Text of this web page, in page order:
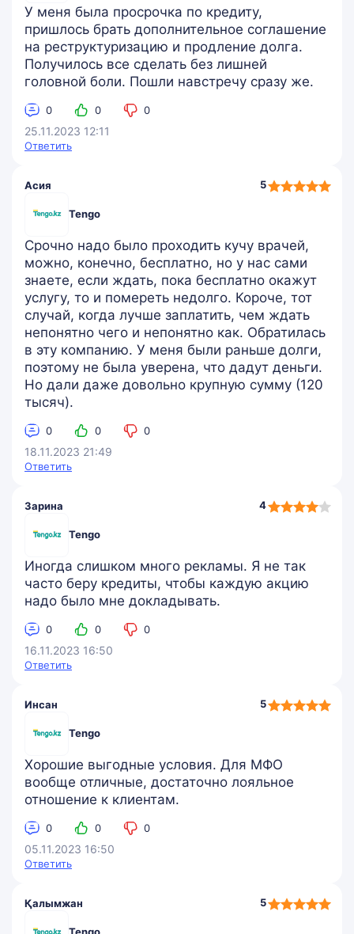
У меня была просрочка по кредиту,
пришлось брать дополнительное соглашение
на реструктуризацию и продление долга.
Получилось все сделать без лишней
головной боли. Пошли навстречу сразу же.
0 0 0
25.11.2023 12:11
Ответить
Асия
Tengo
5
5,0
Срочно надо было проходить кучу врачей,
можно, конечно, бесплатно, но у нас сами
знаете, если ждать, пока бесплатно окажут
услугу, то и помереть недолго. Короче, тот
случай, когда лучше заплатить, чем ждать
непонятно чего и непонятно как. Обратилась
в эту компанию. У меня были раньше долги,
поэтому не была уверена, что дадут деньги.
Но дали даже довольно крупную сумму (120
тысяч).
0 0 0
18.11.2023 21:49
Ответить
Зарина
Tengo
4
4,0
Иногда слишком много рекламы. Я не так
часто беру кредиты, чтобы каждую акцию
надо было мне докладывать.
0 0 0
16.11.2023 16:50
Ответить
Инсан
Tengo
5
5,0
Хорошие выгодные условия. Для МФО
вообще отличные, достаточно лояльное
отношение к клиентам.
0 0 0
05.11.2023 16:50
Ответить
Қалымжан 5
5,0